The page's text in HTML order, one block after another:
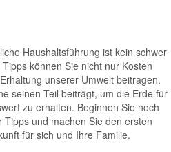
Haushaltsführung ist kein schwer
können Sie nicht nur Kosten
unserer Umwelt beitragen.
seinen Teil beiträgt, um die Erde für
zu erhalten. Beginnen Sie noch
und machen Sie den ersten
für sich und Ihre Familie.